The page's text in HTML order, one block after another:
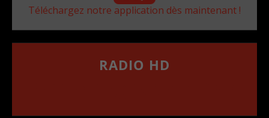
Téléchargez notre application dès maintenant !
RADIO HD